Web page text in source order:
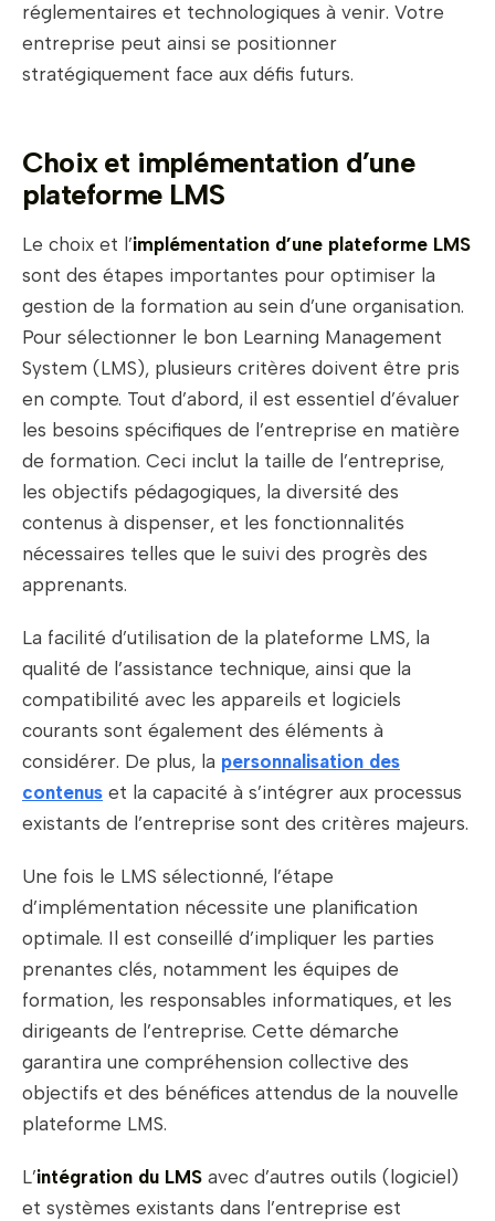
réglementaires et technologiques à venir. Votre
entreprise peut ainsi se positionner
stratégiquement face aux défis futurs.
Choix et implémentation d’une
plateforme LMS
Le choix et l’implémentation d’une plateforme LMS
sont des étapes importantes pour optimiser la
gestion de la formation au sein d’une organisation.
Pour sélectionner le bon Learning Management
System (LMS), plusieurs critères doivent être pris
en compte. Tout d’abord, il est essentiel d’évaluer
les besoins spécifiques de l’entreprise en matière
de formation. Ceci inclut la taille de l’entreprise,
les objectifs pédagogiques, la diversité des
contenus à dispenser, et les fonctionnalités
nécessaires telles que le suivi des progrès des
apprenants.
La facilité d’utilisation de la plateforme LMS, la
qualité de l’assistance technique, ainsi que la
compatibilité avec les appareils et logiciels
courants sont également des éléments à
considérer. De plus, la personnalisation des
contenus et la capacité à s’intégrer aux processus
existants de l’entreprise sont des critères majeurs.
Une fois le LMS sélectionné, l’étape
d’implémentation nécessite une planification
optimale. Il est conseillé d’impliquer les parties
prenantes clés, notamment les équipes de
formation, les responsables informatiques, et les
dirigeants de l’entreprise. Cette démarche
garantira une compréhension collective des
objectifs et des bénéfices attendus de la nouvelle
plateforme LMS.
L’intégration du LMS avec d’autres outils (logiciel)
et systèmes existants dans l’entreprise est